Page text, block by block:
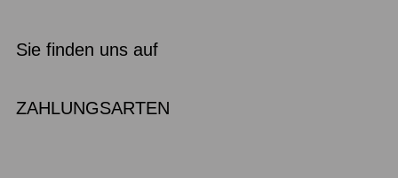
Sie finden uns auf
ZAHLUNGSARTEN